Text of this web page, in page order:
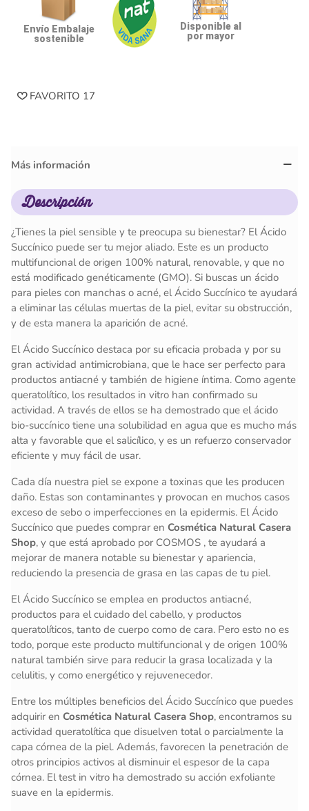
Envío Embalaje
sostenible
Disponible al
por mayor
FAVORITO 17
Más información
Descripción
¿Tienes la piel sensible y te preocupa su bienestar? El Ácido
Succínico puede ser tu mejor aliado. Este es un producto
multifuncional de origen 100% natural, renovable, y que no
está modificado genéticamente (GMO). Si buscas un ácido
para pieles con manchas o acné, el Ácido Succínico te ayudará
a eliminar las células muertas de la piel, evitar su obstrucción,
y de esta manera la aparición de acné.
El Ácido Succínico destaca por su eficacia probada y por su
gran actividad antimicrobiana, que le hace ser perfecto para
productos antiacné y también de higiene íntima. Como agente
queratolítico, los resultados in vitro han confirmado su
actividad. A través de ellos se ha demostrado que el ácido
bio-succínico tiene una solubilidad en agua que es mucho más
alta y favorable que el salicílico, y es un refuerzo conservador
eficiente y muy fácil de usar.
Cada día nuestra piel se expone a toxinas que les producen
daño. Estas son contaminantes y provocan en muchos casos
exceso de sebo o imperfecciones en la epidermis. El Ácido
Succínico que puedes comprar en Cosmética Natural Casera
Shop, y que está aprobado por COSMOS , te ayudará a
mejorar de manera notable su bienestar y apariencia,
reduciendo la presencia de grasa en las capas de tu piel.
El Ácido Succínico se emplea en productos antiacné,
productos para el cuidado del cabello, y productos
queratolíticos, tanto de cuerpo como de cara. Pero esto no es
todo, porque este producto multifuncional y de origen 100%
natural también sirve para reducir la grasa localizada y la
celulitis, y como energético y rejuvenecedor.
Entre los múltiples beneficios del Ácido Succínico que puedes
adquirir en Cosmética Natural Casera Shop, encontramos su
actividad queratolítica que disuelven total o parcialmente la
capa córnea de la piel. Además, favorecen la penetración de
otros principios activos al disminuir el espesor de la capa
córnea. El test in vitro ha demostrado su acción exfoliante
suave en la epidermis.